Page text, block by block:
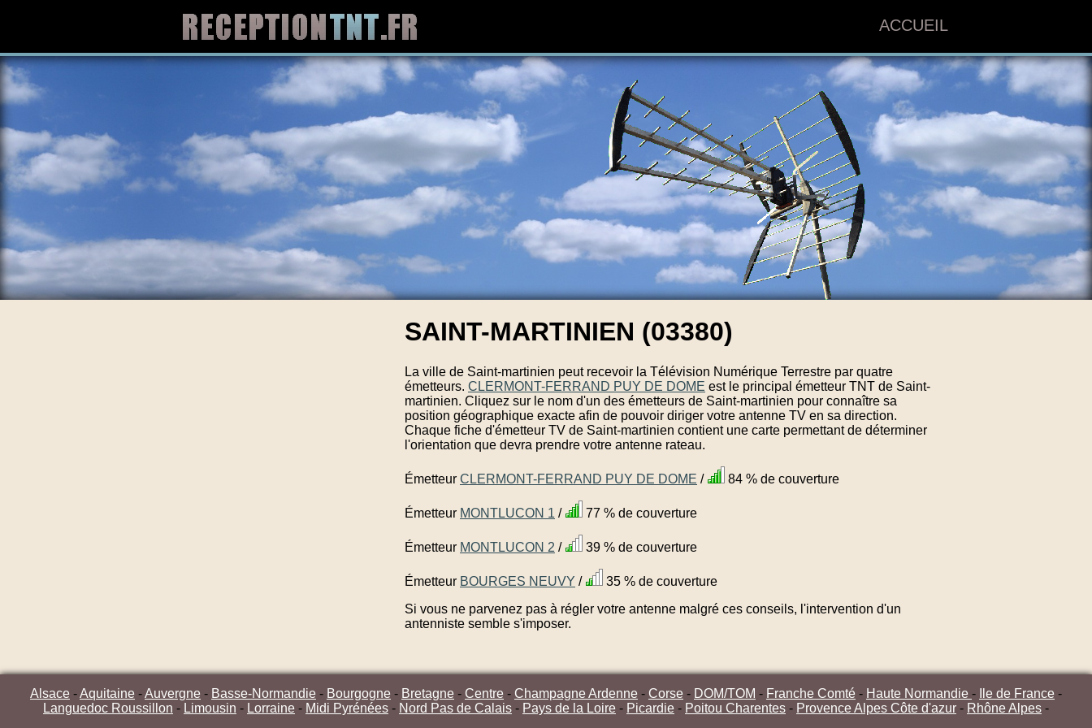
ACCUEIL
SAINT-MARTINIEN (03380)
La ville de Saint-martinien peut recevoir la Télévision Numérique Terrestre par quatre
émetteurs. CLERMONT-FERRAND PUY DE DOME est le principal émetteur TNT de Saint-
martinien. Cliquez sur le nom d'un des émetteurs de Saint-martinien pour connaître sa
position géographique exacte afin de pouvoir diriger votre antenne TV en sa direction.
Chaque fiche d'émetteur TV de Saint-martinien contient une carte permettant de déterminer
l'orientation que devra prendre votre antenne rateau.
Émetteur CLERMONT-FERRAND PUY DE DOME / 84 % de couverture
Émetteur MONTLUCON 1 / 77 % de couverture
Émetteur MONTLUCON 2 / 39 % de couverture
Émetteur BOURGES NEUVY /
35 % de couverture
Si vous ne parvenez pas à régler votre antenne malgré ces conseils, l'intervention d'un
antenniste semble s'imposer.
Alsace -Aquitaine -Auvergne - Basse-Normandie - Bourgogne - Bretagne - Centre - Champagne Ardenne - Corse - DOM/TOM - Franche Comté - Haute Normandie - Ile de France -
Languedoc Roussillon - Limousin - Lorraine - Midi Pyrénées - Nord Pas de Calais - Pays de la Loire - Picardie - Poitou Charentes - Provence Alpes Côte d'azur - Rhône Alpes -